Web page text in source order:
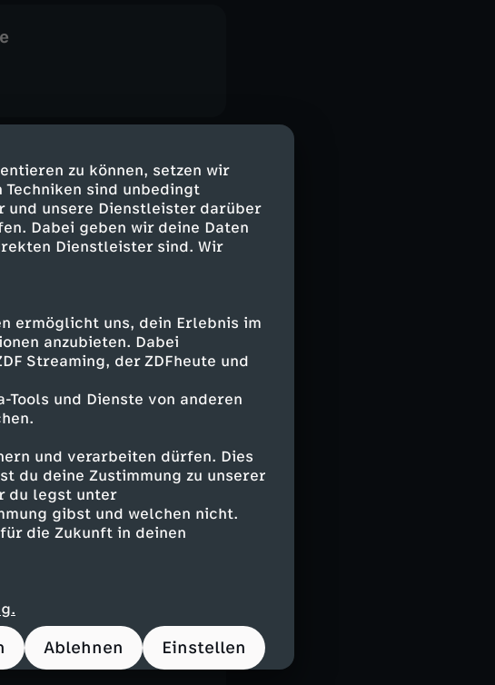
zu können, setzen wir
sind unbedingt
unsere Dienstleister darüber
Dabei geben wir deine Daten
Dienstleister sind. Wir
ermöglicht uns, dein Erlebnis im
anzubieten. Dabei
Streaming, der ZDFheute und
und Dienste von anderen
und verarbeiten dürfen. Dies
du deine Zustimmung zu unserer
du legst unter
gibst und welchen nicht.
die Zukunft in deinen
Ablehnen Einstellen